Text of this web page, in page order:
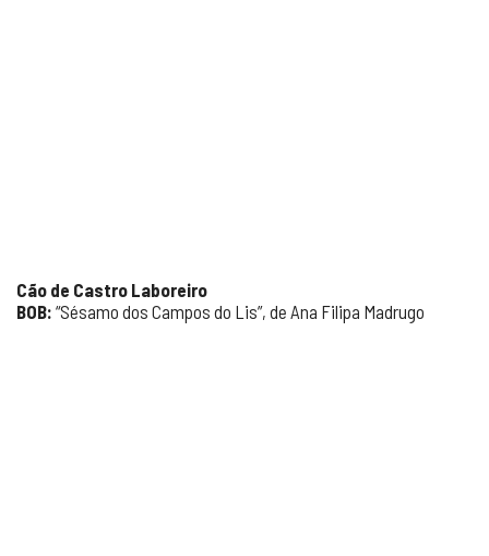
Cão de Castro Laboreiro
BOB: “Sésamo dos Campos do Lis”, de Ana Filipa Madrugo